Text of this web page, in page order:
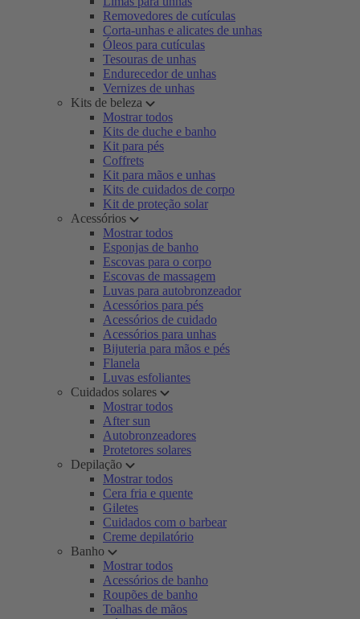
Removedores de cutículas
Corta-unhas e alicates de unhas
Óleos para cutículas
Tesouras de unhas
Endurecedor de unhas
Vernizes de unhas
Kits de beleza
Mostrar todos
Kits de duche e banho
Kit para pés
Coffrets
Kit para mãos e unhas
Kits de cuidados de corpo
Kit de proteção solar
Acessórios
Mostrar todos
Esponjas de banho
Escovas para o corpo
Escovas de massagem
Luvas para autobronzeador
Acessórios para pés
Acessórios de cuidado
Acessórios para unhas
Bijuteria para mãos e pés
Flanela
Luvas esfoliantes
Cuidados solares
Mostrar todos
After sun
Autobronzeadores
Protetores solares
Depilação
Mostrar todos
Cera fria e quente
Giletes
Cuidados com o barbear
Creme depilatório
Banho
Mostrar todos
Acessórios de banho
Roupões de banho
Toalhas de mãos